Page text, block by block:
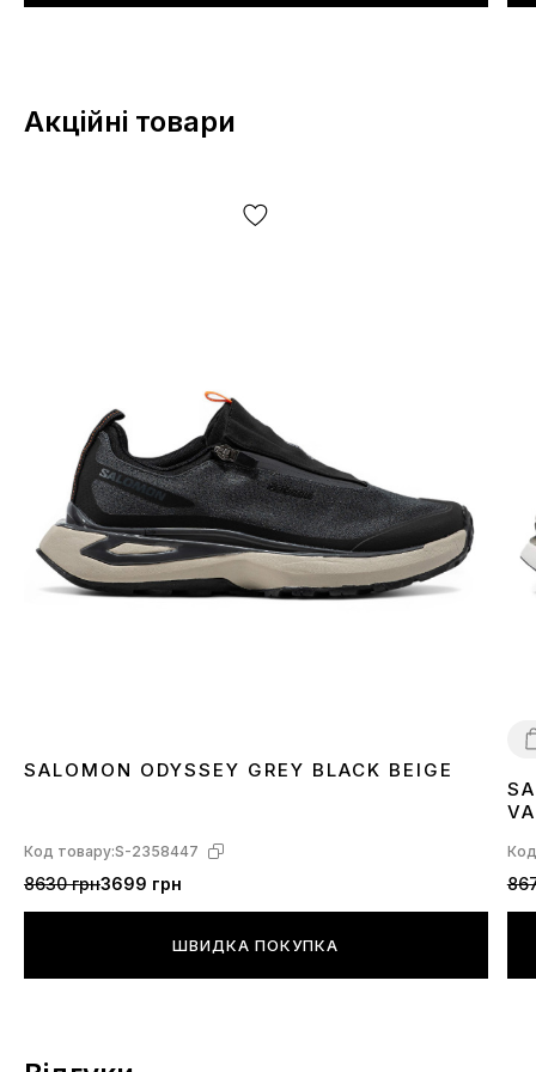
Акційні товари
SALOMON ODYSSEY GREY BLACK BEIGE
Код товару:S-2358447
8630 грн3699 грн
ШВИДКА ПОКУПКА